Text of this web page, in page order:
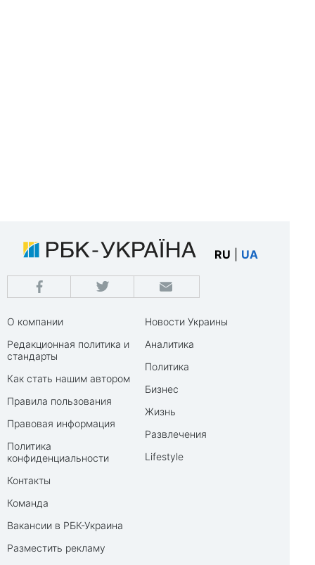
RU UA
О компании
Редакционная политика и
стандарты
Как стать нашим автором
Правила пользования
Правовая информация
Политика
конфиденциальности
Контакты
Команда
Вакансии в РБК-Украина
Разместить рекламу
Новости Украины
Аналитика
Политика
Бизнес
Жизнь
Развлечения
Lifestyle